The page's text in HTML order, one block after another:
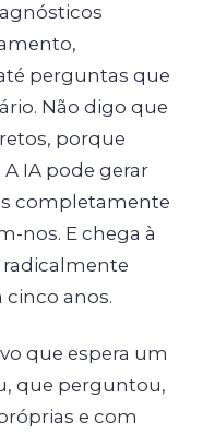
perguntas que
Não digo que
porque
IA pode gerar
completamente
nos. E chega à
anos.
que espera um
que perguntou,
e com